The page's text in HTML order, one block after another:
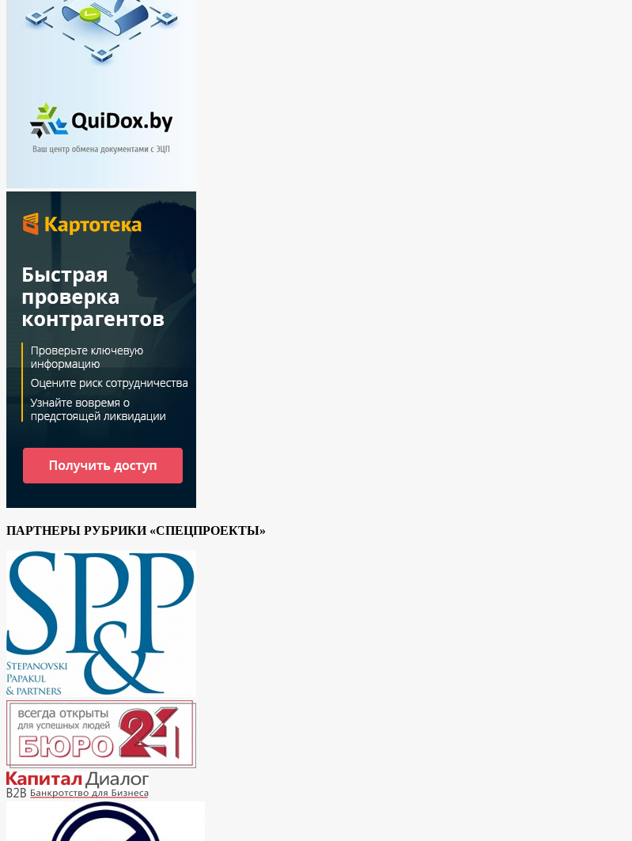
ПАРТНЕРЫ РУБРИКИ «СПЕЦПРОЕКТЫ»